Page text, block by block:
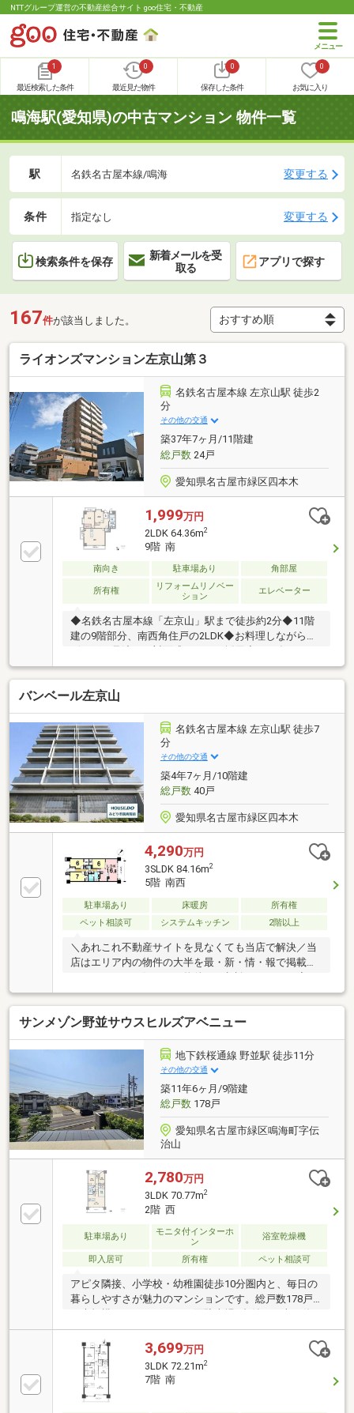
NTTグループ運営の不動産総合サイト goo住宅・不動産
1
最近検索した条件
0
最近見た物件
0
保存した条件
0
お気に入り
鳴海駅(愛知県)の中古マンション 物件一覧
駅 名鉄名古屋本線/鳴海 変更する
条件 指定なし 変更する
検索条件を保存
新着メールを受
取る
アプリで探す
167件が該当しました。
ライオンズマンション左京山第３
名鉄名古屋本線 左京山駅 徒歩2
分
その他の交通
築37年7ヶ月/11階建
総戸数24戸
愛知県名古屋市緑区四本木
1,999万円
2LDK 64.36m2
9階 南
南向き 駐車場あり 角部屋
所有権
リフォームリノベー
ション
エレベーター
◆名鉄名古屋本線「左京山」駅まで徒歩約2分◆11階
建の9階部分、南西角住戸の2LDK◆お料理しながらリ
フォーム済み、気持ち良く新生活開始できます◆家事
の時短も助けてくれる食洗機付き◆主寝室にはウォー
クインクローゼット付き◆3面バルコニー付きで開放
的◆明るい全室採光設計！気持ちよく過ごせます◆防
犯性を高めるオートロック導入！◆「平子小学校」
「左京山中学校」まで徒歩約7分、子育て世帯にもお
すすめの立地です！◆「マックスバリュ(左京山店)」
まで徒歩約4分！日々のお買い物も楽々です！
バンベール左京山
名鉄名古屋本線 左京山駅 徒歩7
分
その他の交通
築4年7ヶ月/10階建
総戸数40戸
愛知県名古屋市緑区四本木
4,290万円
3SLDK 84.16m2
5階 南西
駐車場あり 床暖房
所有権
ペット相談可
システムキッチン 2階以上
＼あれこれ不動産サイトを見なくても当店で解決／当
店はエリア内の物件の大半を最・新・情・報で掲載！
子小学校／左京山中学校◆名鉄「左京山」駅より徒歩
約７分◆ペット可能◆床暖◆全室６帖以上※写真をク
リックすると、詳細をご覧いただけます。＝＝＝＝＝
＝＝＝＝＝＝＝＝＝＝＝＝＝＝＝＝＝＝＝＝《気軽に
お寄り下さい♪》店内にキッズスペースも完備♪お子様
連れでも気軽に立ち寄っていただけるお店です。＝＝
＝＝＝＝＝＝＝＝＝＝＝＝＝＝＝＝＝＝＝＝＝＝＝
サンメゾン野並サウスヒルズアベニュー
地下鉄桜通線 野並駅 徒歩11分
その他の交通
築11年6ヶ月/9階建
総戸数178戸
愛知県名古屋市緑区鳴海町字伝
治山
2,780万円
3LDK 70.77m2
2階 西
駐車場あり
モニタ付インターホ
ン
浴室乾燥機
即入居可 所有権 ペット相談可
アピタ隣接、小学校・幼稚園徒歩10分圏内と、毎日の
暮らしやすさが魅力のマンションです。総戸数178戸
の大規模レジデンスで、平面駐車場1台付。お車を使
うご家庭にも嬉しい住環境が整っています。お部屋は
2015年築の3LDK・オール電化住宅で、室内ハウスク
リーニング済み。さらに下階がエントランスのため、
小さなお子様のいるご家庭でも足音を気にしすぎず暮
らしやすいのも魅力です。
3,699万円
3LDK 72.21m2
7階 南